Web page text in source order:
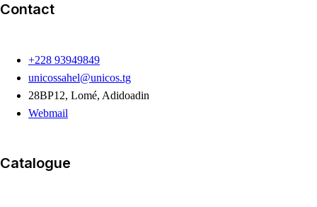
Contact
+228 93949849
unicossahel@unicos.tg
28BP12, Lomé, Adidoadin
Webmail
Catalogue